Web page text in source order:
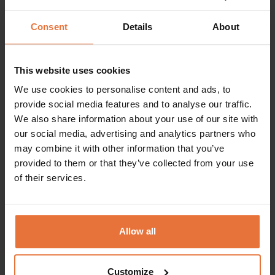
Consent Details About
This website uses cookies
We use cookies to personalise content and ads, to
provide social media features and to analyse our traffic.
We also share information about your use of our site with
our social media, advertising and analytics partners who
may combine it with other information that you’ve
provided to them or that they’ve collected from your use
of their services.
Allow all
Customize
Tagastuskoht:
Järele tulemine kuupäev:
Tagastuskuupäev:
Juhi vanus:
Otsi